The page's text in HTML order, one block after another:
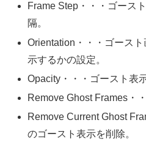
Frame Step・・・ゴース
隔。
Orientation・・・ゴース
示するかの設定。
Opacity・・・ゴースト表
Remove Ghost Frames・
Remove Current Ghost
のゴースト表示を削除。